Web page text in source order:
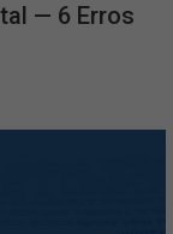
— 6 Erros